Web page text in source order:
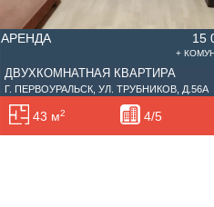
АРЕНДА 15
+
ДВУХКОМНАТНАЯ КВАРТИРА
Г. ПЕРВОУРАЛЬСК, УЛ. ТРУБНИКОВ, Д.56А
43 м2 4/5